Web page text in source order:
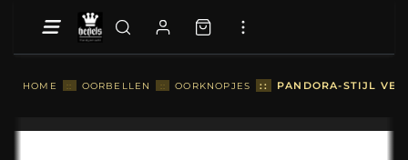
HOME :: OORBELLEN :: OORKNOPJES :: PANDORA-STIJL